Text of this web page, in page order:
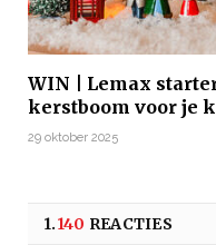
WIN | Lemax
kerstboom voor je
29 oktober 2025
1.140 REACTIES